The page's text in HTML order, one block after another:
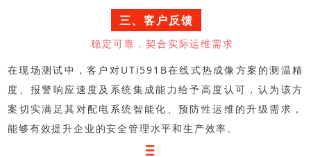
三、客户反馈
稳定可靠，契合实际运维需求
在现场测试中，客户对UTi591B在线式热成像方案的测温精
度、报警响应速度及系统集成能力给予高度认可，认为该方
案切实满足其对配电系统智能化、预防性运维的升级需求，
能够有效提升企业的安全管理水平和生产效率。